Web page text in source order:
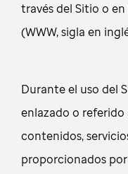
través del Sitio o
(WWW, sigla en
Durante el uso del
enlazado o referido
contenidos,
proporcionados